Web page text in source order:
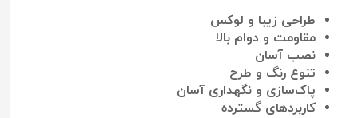
طراحی زیبا و لوکس
مقاومت و دوام بالا
نصب آسان
تنوع رنگ و طرح
پاک‌سازی و نگهداری آسان
کاربردهای گسترده